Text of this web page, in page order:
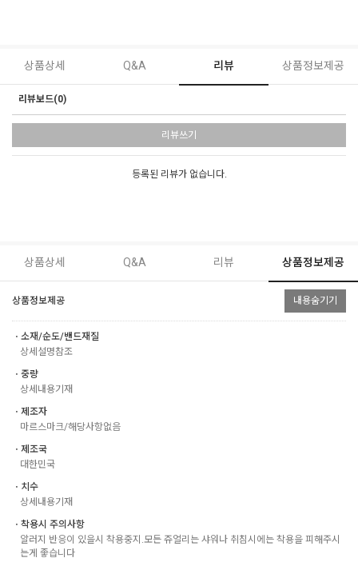
상품상세 Q&A 리뷰 상품정보제공
리뷰보드(0)
리뷰쓰기
등록된 리뷰가 없습니다.
상품상세 Q&A 리뷰 상품정보제공
상품정보제공 내용숨기기
ㆍ소재/순도/밴드재질
상세설명참조
ㆍ중량
상세내용기재
ㆍ제조자
마르스마크/해당사항없음
ㆍ제조국
대한민국
ㆍ치수
상세내용기재
ㆍ착용시 주의사항
알러지 반응이 있을시 착용중지.모든 쥬얼리는 샤워나 취침시에는 착용을 피해주시
는게 좋습니다